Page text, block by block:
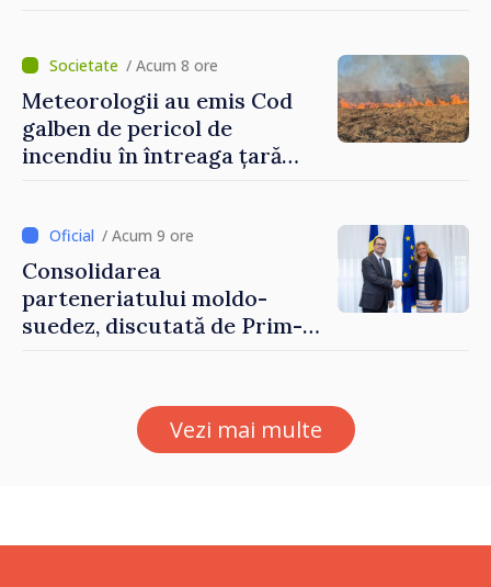
/ Acum 8 ore
Meteorologii au emis Cod
galben de pericol de
incendiu în întreaga țară
/ Acum 9 ore
Consolidarea
parteneriatului moldo-
suedez, discutată de Prim-
Petra Lärke
Vezi mai multe